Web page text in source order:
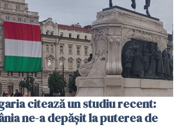
citează un studiu recent:
ne-a depășit la puterea de